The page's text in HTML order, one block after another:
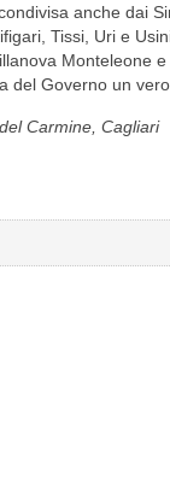
anche dai
Tissi, Uri e
Monteleone
del Governo un
Carmine, Cagliari